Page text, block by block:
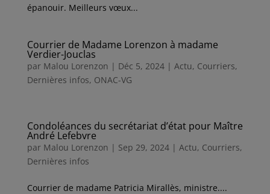
épanouir. Meilleurs vœux...
Courrier de Madame Lorenzon à madame
Verdier-Jouclas
par Malou Lorenzon | Déc 5, 2024| Actu, Courriers,
Dernières infos, ONAC-VG
Condoléances du secrétariat d’état pour Maître
André Lefebvre
par Malou Lorenzon | Sep 29, 2024| Actu, Courriers,
Dernières infos
Courrier de madame Patricia Mirallès, ministre....